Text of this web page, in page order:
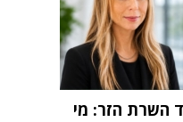
השרת הזר: מי